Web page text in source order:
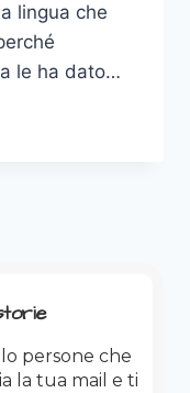
lingua che
le ha dato…
persone che
la tua mail e ti